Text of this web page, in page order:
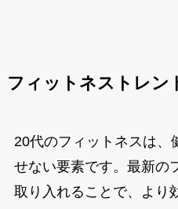
フィットネストレン
20代のフィットネスは、
せない要素です。最新の
取り入れることで、より